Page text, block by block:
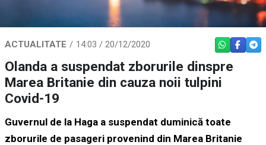
ACTUALITATE 14:03 / 20/12/2020 WHATSAPP
Olanda a suspendat zborurile dinspre
Marea Britanie din cauza noii tulpini
Covid-19
Guvernul de la Haga a suspendat duminică toate
zborurile de pasageri provenind din Marea Britanie